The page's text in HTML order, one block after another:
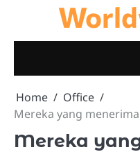
content
Home
Office
Mereka yang
Mereka